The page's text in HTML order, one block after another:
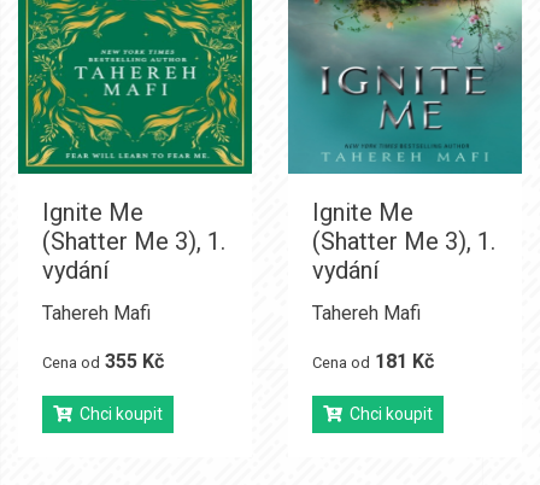
Ignite Me
(Shatter Me 3), 1.
vydání
Tahereh Mafi
Cena od 355 Kč
Chci koupit
Ignite Me
(Shatter Me 3), 1.
vydání
Tahereh Mafi
Cena od 181 Kč
Chci koupit